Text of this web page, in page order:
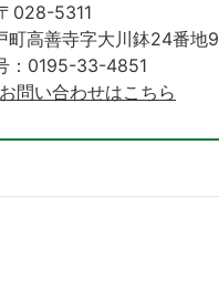
028-5311
町高善寺字大川鉢24番地9
：0195-33-4851
問い合わせはこちら